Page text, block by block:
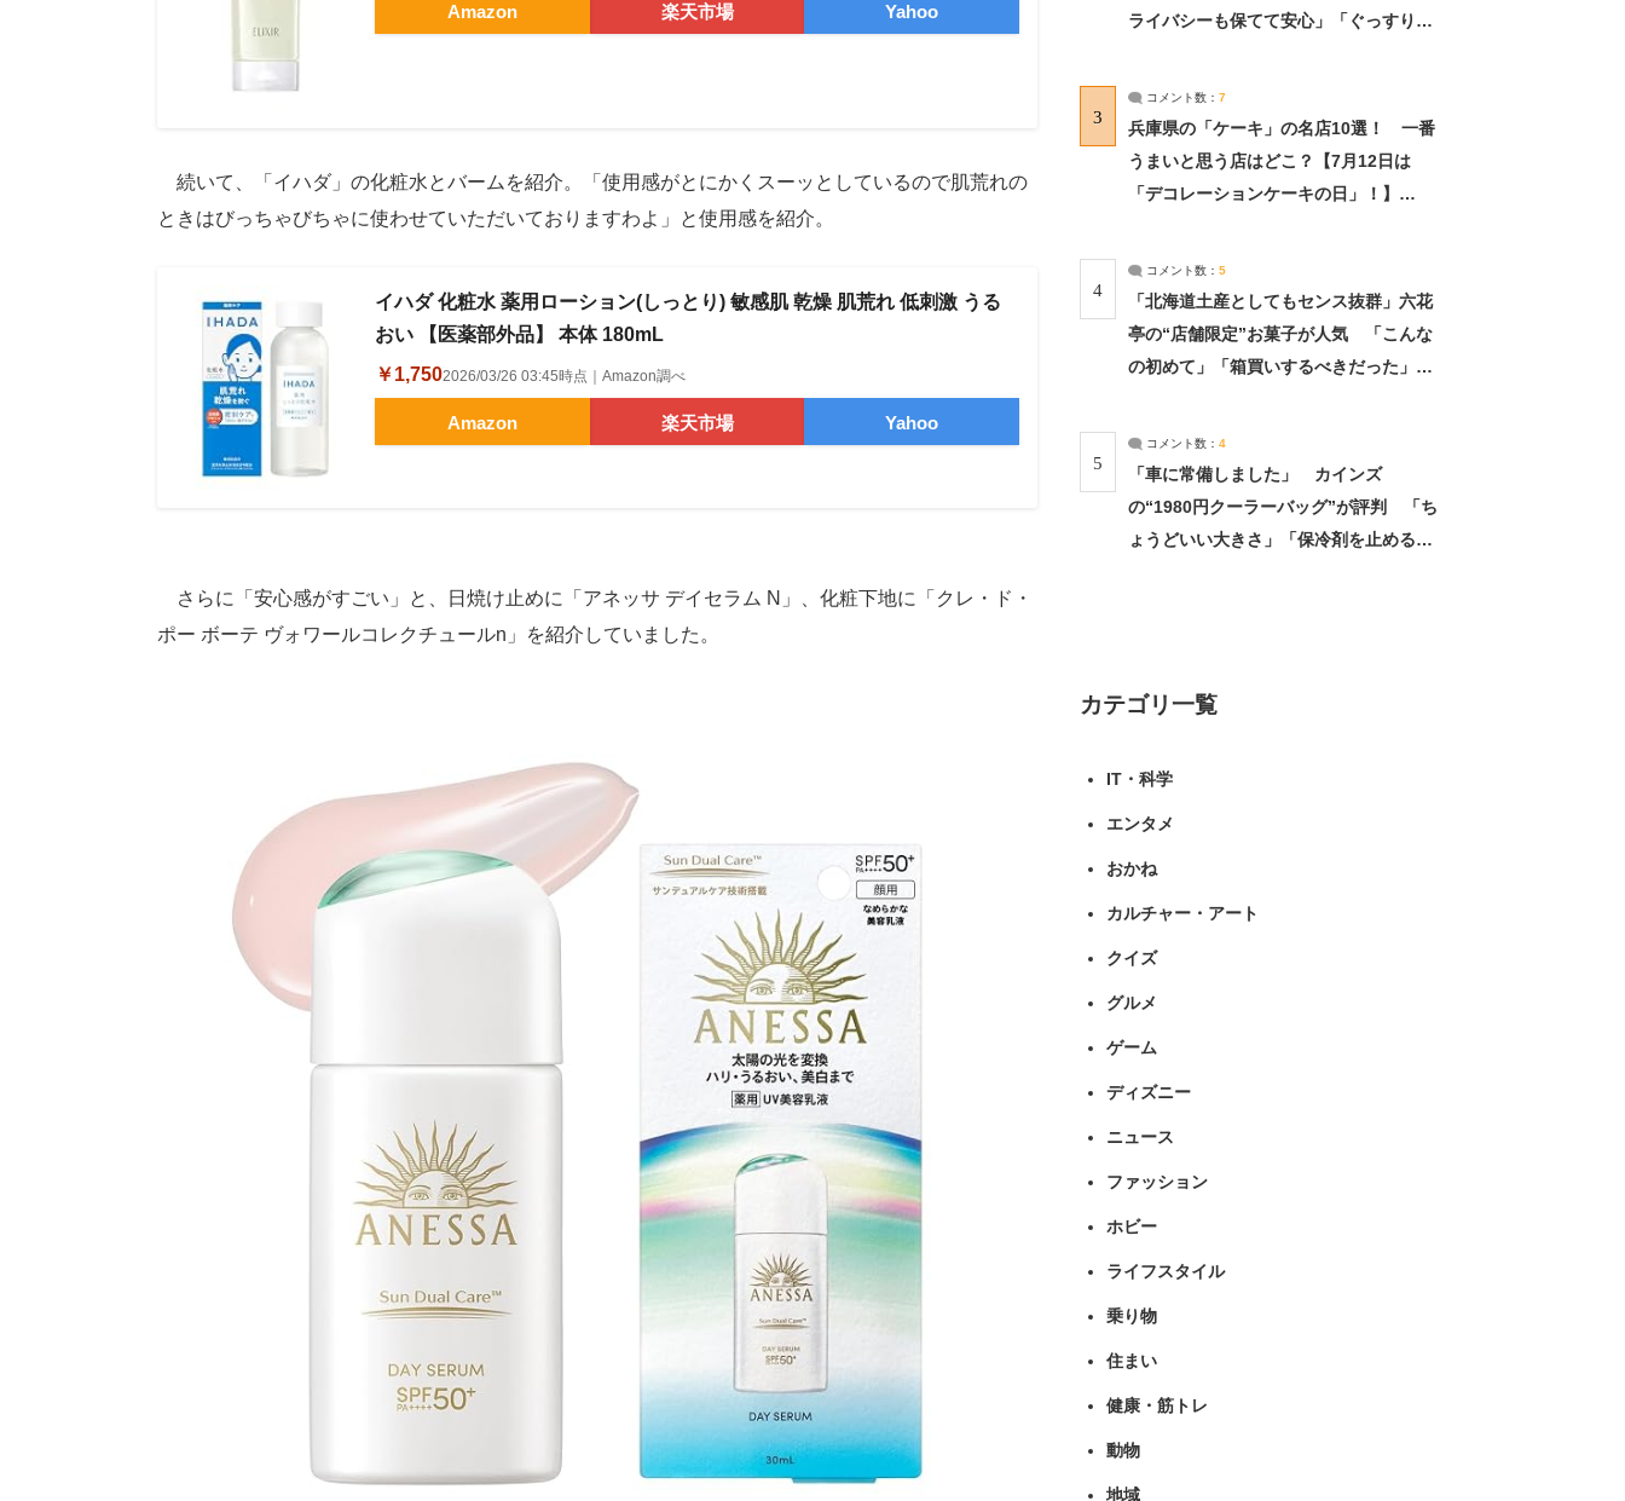
Amazon 楽天市場 Yahoo
続いて、「イハダ」の化粧水とバームを紹介。「使用感がとにかくスーッとしているので肌荒れの
ときはびっちゃびちゃに使わせていただいておりますわよ」と使用感を紹介。
イハダ 化粧水 薬用ローション(しっとり) 敏感肌 乾燥 肌荒れ 低刺激 うる
おい 【医薬部外品】 本体 180mL
￥1,7502026/03/26 03:45時点｜Amazon調べ
Amazon 楽天市場 Yahoo
さらに「安心感がすごい」と、日焼け止めに「アネッサ デイセラム N」、化粧下地に「クレ・ド・
ポー ボーテ ヴォワールコレクチュールn」を紹介していました。
ライバシーも保てて安心」「ぐっすり眠
3
コメント数： 7
兵庫県の「ケーキ」の名店10選！ 一番
うまいと思う店はどこ？【7月12日は
「デコレーションケーキの日」！】
4
コメント数： 5
「北海道土産としてもセンス抜群」六花
亭の“店舗限定”お菓子が人気 「こんな
の初めて」「箱買いするべきだった」
5
コメント数： 4
「車に常備しました」 カインズ
の“1980円クーラーバッグ”が評判 「ち
ょうどいい大きさ」「保冷剤を止めるベ
カテゴリ一覧
IT・科学
エンタメ
おかね
カルチャー・アート
クイズ
グルメ
ゲーム
ディズニー
ニュース
ファッション
ホビー
ライフスタイル
乗り物
住まい
健康・筋トレ
動物
地域